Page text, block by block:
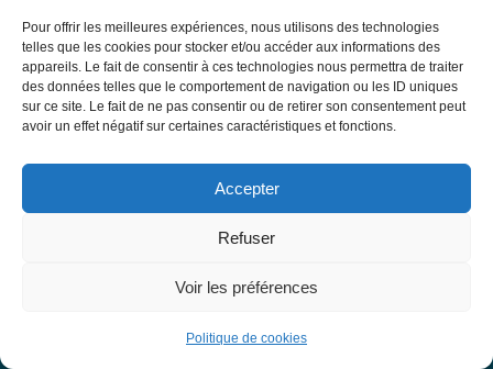
Pour offrir les meilleures expériences, nous utilisons des technologies
telles que les cookies pour stocker et/ou accéder aux informations des
appareils. Le fait de consentir à ces technologies nous permettra de traiter
des données telles que le comportement de navigation ou les ID uniques
sur ce site. Le fait de ne pas consentir ou de retirer son consentement peut
avoir un effet négatif sur certaines caractéristiques et fonctions.
Accepter
Refuser
Voir les préférences
Politique de cookies
Actualités
Agenda
Missions du site
Mentions légales
Conditions générales d’utilisation
Base de données EBMT Registry